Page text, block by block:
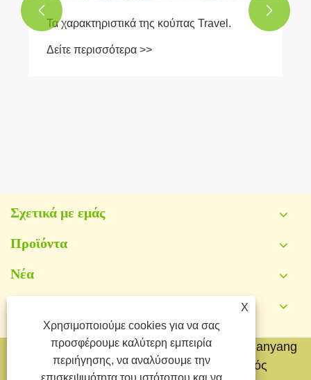
Τα χαρακτηριστικά της κούπας Travel.
Δείτε περισσότερα >>
 
Σχετικά με εμάς
Προϊόντα
Νέα
Πνευματικά δικαιώματα © 2026 Yongkang Jianyang
Metal Co.,Ltd. Με την επιφύλαξη παντός
X
Χρησιμοποιούμε cookies για να σας
προσφέρουμε καλύτερη εμπειρία
περιήγησης, να αναλύσουμε την
επισκεψιμότητα του ιστότοπου και να